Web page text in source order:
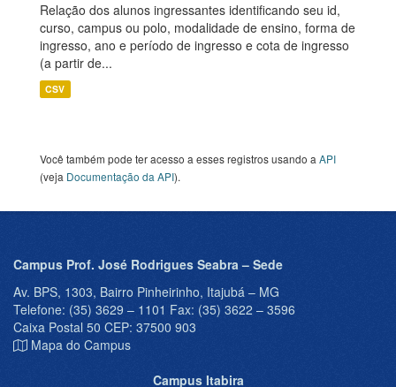
Relação dos alunos ingressantes identificando seu id,
curso, campus ou polo, modalidade de ensino, forma de
ingresso, ano e período de ingresso e cota de ingresso
(a partir de...
CSV
Você também pode ter acesso a esses registros usando a API
(veja Documentação da API).
Campus Prof. José Rodrigues Seabra – Sede
Av. BPS, 1303, Bairro Pinheirinho, Itajubá – MG
Telefone: (35) 3629 – 1101 Fax: (35) 3622 – 3596
Caixa Postal 50 CEP: 37500 903
Mapa do Campus
Campus Itabira